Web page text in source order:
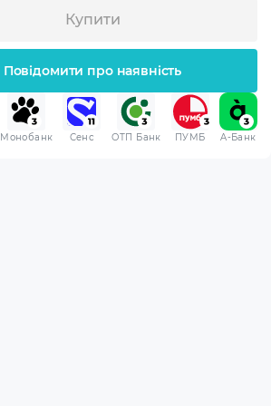
Купити
Повідомити про наявність
Монобанк Сенс ОТП Банк ПУМБ A-Банк